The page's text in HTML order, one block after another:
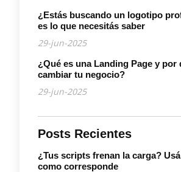
¿Estás buscando un logotipo
es lo que necesitás saber
29-jun-2025
¿Qué es una Landing Page y por
cambiar tu negocio?
29-jun-2025
Posts Recientes
¿Tus scripts frenan la carga?
como corresponde